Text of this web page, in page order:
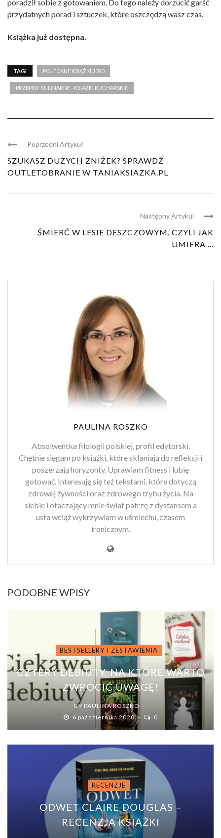
poradził sobie z gotowaniem. Do tego należy dorzucić garść
przydatnych porad i sztuczek, które oszczędzą wasz czas.
Książka już dostępna.
TAGI POLECANE KSIĄŻKI 2020
PRZEPISY KULINARNE - KSIĄŻKI KUCHARSKIE
Poprzedni Artykuł
SZUKASZ DUŻYCH ZNIŻEK? SPRAWDŹ
OUTLETOBRANIE W TANIAKSIAZKA.PL
Następny Artykul
ŚMIERĆ W LESIE DESZCZOWYM, CZYLI JAK
UMIERA ...
PAULINA ROSZKO
Absolwentka filologii polskiej, profil edytorski.
Chętnie sięgam po książki, które skłaniają do refleksji i
poszerzają horyzonty. Uprawiam fitness i lubię
gotować. Interesuję się też tekstami, które dotyczą
zdrowej żywności oraz zdrowego trybu życia. Na
siebie i otaczający mnie świat patrzę z dystansem a
usta wciąż wykrzywiam w uśmiechu, czasem
ironicznym.
PODOBNE WPISY
BESTSELLERY I ZESTAWIENIA
CZTERY DEBIUTY, NA KTÓRE WARTO
ZWRÓCIĆ UWAGĘ!
BY PAULINA ROSZKO
6 października 2020
0
RECENZJE
ODWET CLAIRE DOUGLAS –
RECENZJA KSIĄŻKI